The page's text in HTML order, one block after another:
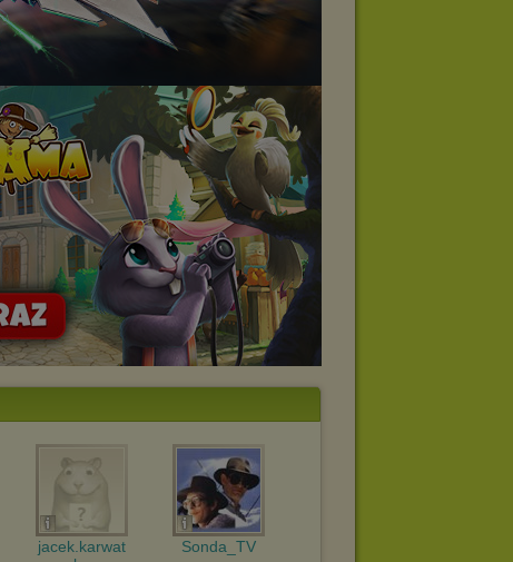
jacek.karwat
Sonda_TV